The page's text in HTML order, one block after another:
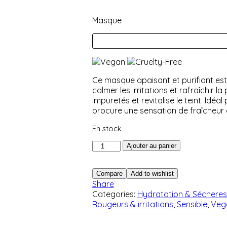
surnotations
Masque
Ce masque apaisant et purifiant
calmer les irritations et rafraîchir la
impuretés et revitalise le teint. Idéal
procure une sensation de fraîcheur
En stock
quantité
From
-
Mugwort
Mask
Ajouter au panier
Compare Add to wishlist
Share
Categories: Hydratation &
Rougeurs & irritations, Sensible,